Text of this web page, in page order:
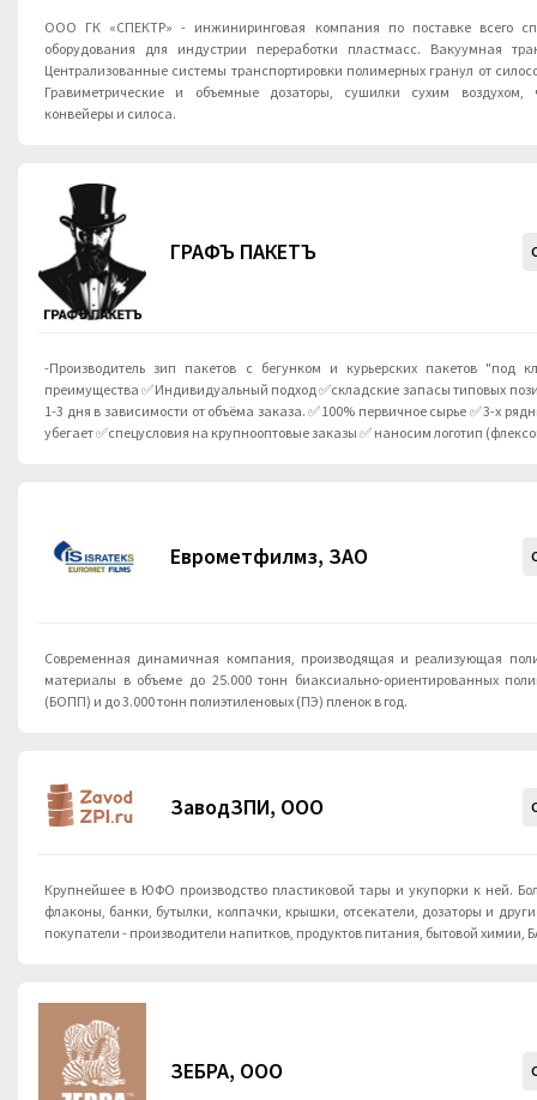
ООО ГК «СПЕКТР» - инжиниринговая компания по поставке всего
оборудования для индустрии переработки пластмасс. Вакуумная
Централизованные системы транспортировки полимерных гранул от
Гравиметрические и объемные дозаторы, сушилки сухим воздухом,
конвейеры и силоса.
ГРАФЪ ПАКЕТЪ
-Производитель зип пакетов с бегунком и курьерских пакетов "под
преимущества ✅Индивидуальный подход ✅складские запасы типовых позиций ✅изготовление за
1-3 дня в зависимости от объёма заказа. ✅100% первичное сырье ✅3-х рядный замок ✅бегунок не
убегает ✅спецусловия на крупнооптовые заказы ✅ наносим логотип
Еврометфилмз, ЗАО
Современная динамичная компания, производящая и реализующая
материалы в объеме до 25.000 тонн биаксиально-ориентированных
(БОПП) и до 3.000 тонн полиэтиленовых (ПЭ) пленок в год.
ЗаводЗПИ, ООО
Крупнейшее в ЮФО производство пластиковой тары и укупорки к ней.
флаконы, банки, бутылки, колпачки, крышки, отсекатели, дозаторы и
покупатели - производители напитков, продуктов питания, бытовой химии,
ЗЕБРА, ООО